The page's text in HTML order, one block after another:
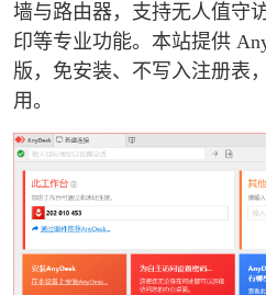
墙与路由器，支持无人值守
印等专业功能。本站提供
版，免安装、不写入注册表
用。